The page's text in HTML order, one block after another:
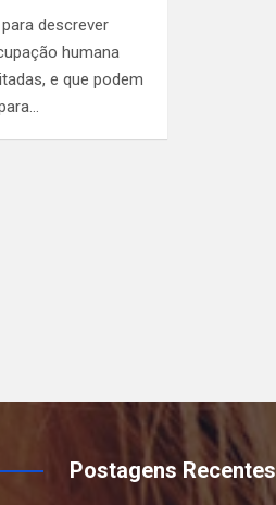
descrever
humana
e que podem
Postagens Recentes